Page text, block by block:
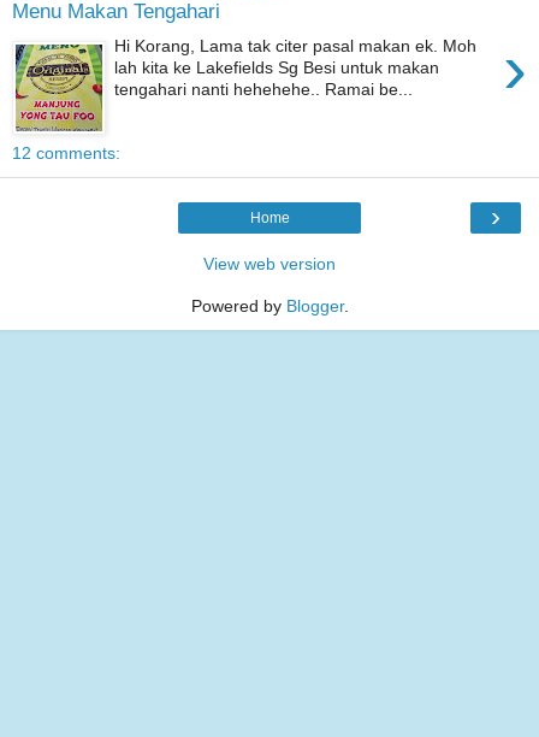
Menu Makan Tengahari
›
Hi Korang, Lama tak citer pasal makan ek. Moh
lah kita ke Lakefields Sg Besi untuk makan
tengahari nanti hehehehe.. Ramai be...
12 comments:
›
Home
View web version
Powered by Blogger.